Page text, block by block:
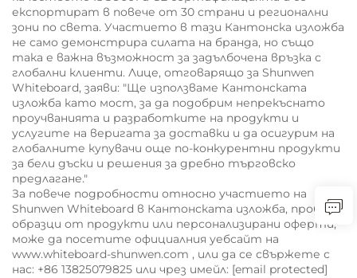
експортират в повече от 30 страни и регионални
зони по света. Участието в тази Кантонска изложба
не само демонстрира силата на бранда, но също
така е важна възможност за задълбочена връзка с
глобални клиенти. Лице, отговарящо за Shunwen
Whiteboard, заяви: "Ще използваме Кантонската
изложба като мост, за да подобрим непрекъснато
проучванията и разработките на продукти и
услугите на веригата за доставки и да осигурим на
глобалните купувачи още по-конкурентни продукти
за бели дъски и решения за дребно търговско
предлагане."
За повече подробности относно участието на
Shunwen Whiteboard в Кантонската изложба, пробни
образци от продукти или персонализирани оферти,
може да посетите официалния уебсайт на
www.whiteboard-shunwen.com , или да се свържете с
нас: +86 13825079825 или чрез имейл: [email protected]